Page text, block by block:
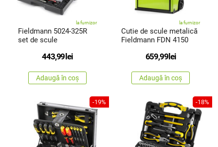
la furnizor
Fieldmann 5024-325R
set de scule
443,99 lei
Adaugă în coș
la furnizor
Cutie de scule metalică
Fieldmann FDN 4150
659,99 lei
Adaugă în coș
-19% -18%